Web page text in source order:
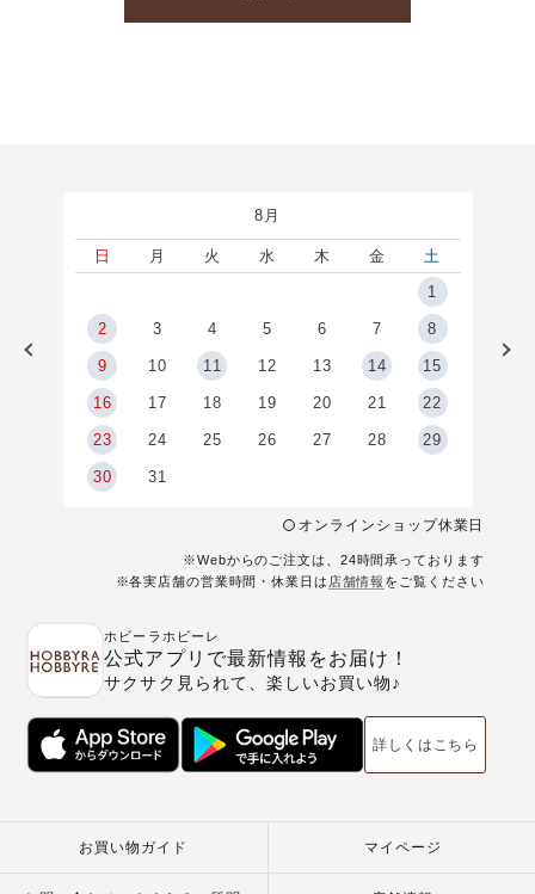
8月
日 月 火 水 木 金
土
1
2 3 4 5 6 7 8
9 10 11 12 13 14 15
16 17 18 19 20 21 22
23 24 25 26 27 28 29
30 31
オンラインショップ休業日
※Webからのご注文は、24時間承っております
※各実店舗の営業時間・休業日は 店舗情報 をご覧ください
ホビーラホビーレ
公式アプリで最新情報をお届け！
サクサク見られて、楽しいお買い物♪
詳しくはこちら
お買い物ガイド マイページ